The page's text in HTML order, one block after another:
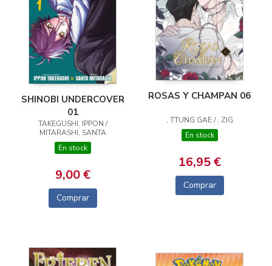
SHINOBI UNDERCOVER
01
TAKEGUSHI, IPPON /
MITARASHI, SANTA
En stock
9,00 €
Comprar
ROSAS Y CHAMPAN 06
, TTUNG GAE / , ZIG
En stock
16,95 €
Comprar